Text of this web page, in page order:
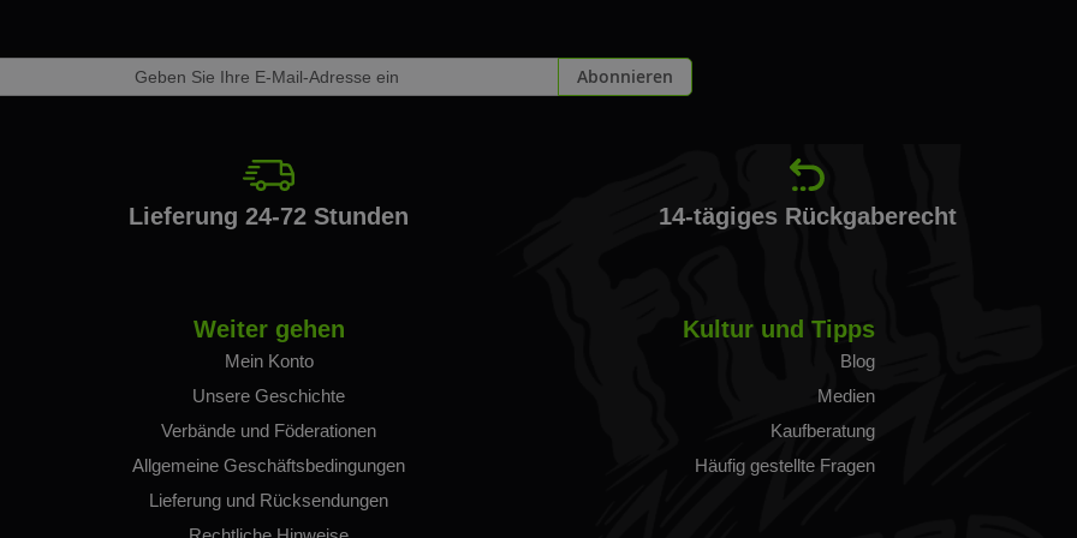
Abonnieren
Lieferung 24-72 Stunden 14-tägiges Rückgaberecht
Weiter gehen
Mein Konto
Unsere Geschichte
Verbände und Föderationen
Allgemeine Geschäftsbedingungen
Lieferung und Rücksendungen
Kultur und Tipps
Blog
Medien
Kaufberatung
Häufig gestellte Fragen